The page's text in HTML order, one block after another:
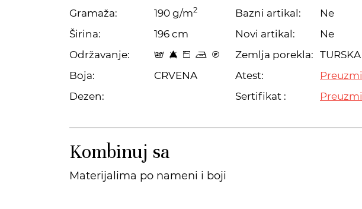
Gramaža:
190 g/m2
Širina:
196 cm
Održavanje:
t 8 Z p C
Boja:
CRVENA
Dezen:
Bazni artikal:
Ne
Novi artikal:
Ne
Zemlja porekla: TURSKA
Atest:
Preuzmi
Sertifikat :
Preuzmi
Kombinuj sa
Materijalima po nameni i boji